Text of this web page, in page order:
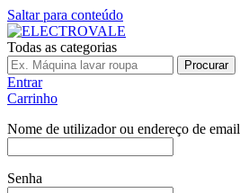
Saltar para conteúdo
Todas as categorias
Procurar
Entrar
Carrinho
Nome de utilizador ou endereço de email
Senha